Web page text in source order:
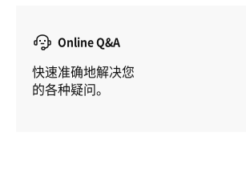
Online Q&A
快速准确地解决您
的各种疑问。